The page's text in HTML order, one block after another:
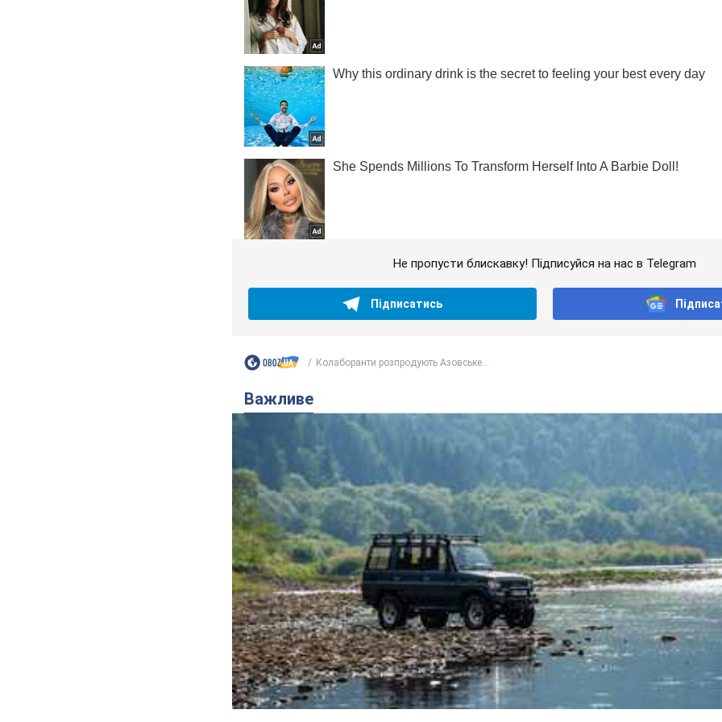
Не пропусти блискавку! Підписуйся на нас в Telegram
Підписатись
Колаборанти розпродують Азовське...
Важливе